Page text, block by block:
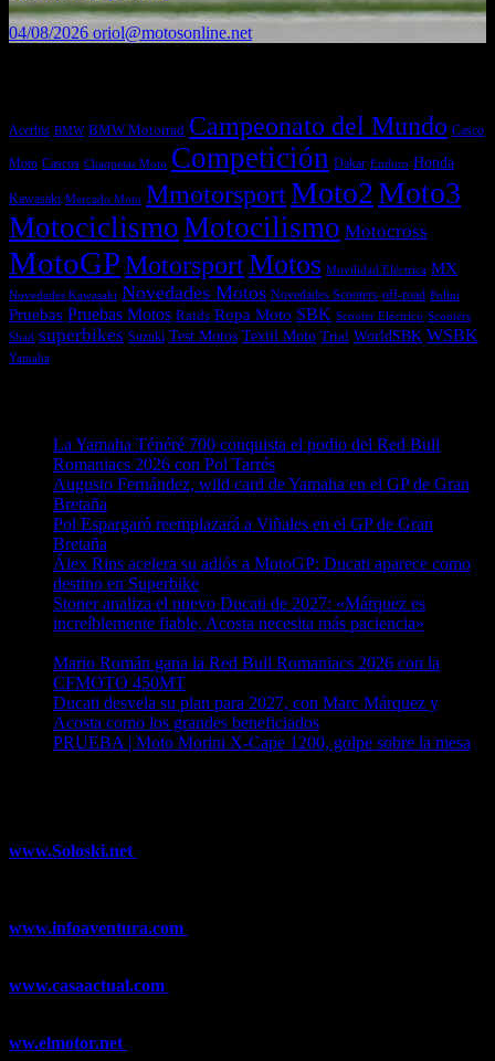
04/08/2026 oriol@motosonline.net
Acerbis BMW BMW Motorrad Campeonato del Mundo Casco
Moto Cascos Chaquetas Moto Competición Dakar Enduro Honda
Kawasaki Mercado Moto MmotorsportMoto2Moto3
MotociclismoMotocilismo Motocross
MotoGPMotorsportMotos Movilidad Eléctrica MX
Novedades Kawasaki Novedades Motos Novedades Scooters off-road Polini
Pruebas Pruebas Motos Raids Ropa Moto SBK Scooter Eléctrico Scooters
Shad superbikes Suzuki Test Motos Textil Moto Trial WorldSBK WSBK
Yamaha
La Yamaha Ténéré 700 conquista el podio del Red Bull
Romaniacs 2026 con Pol Tarrés
Augusto Fernández, wild card de Yamaha en el GP de Gran
Bretaña
Pol Espargaró reemplazará a Viñales en el GP de Gran
Bretaña
Álex Rins acelera su adiós a MotoGP: Ducati aparece como
destino en Superbike
Stoner analiza el nuevo Ducati de 2027: «Márquez es
increíblemente fiable, Acosta necesita más paciencia»
Mario Román gana la Red Bull Romaniacs 2026 con la
CFMOTO 450MT
Ducati desvela su plan para 2027, con Marc Márquez y
Acosta como los grandes beneficiados
PRUEBA | Moto Morini X-Cape 1200, golpe sobre la mesa
www.Soloski.net
www.infoaventura.com
www.casaactual.com
ww.elmotor.net